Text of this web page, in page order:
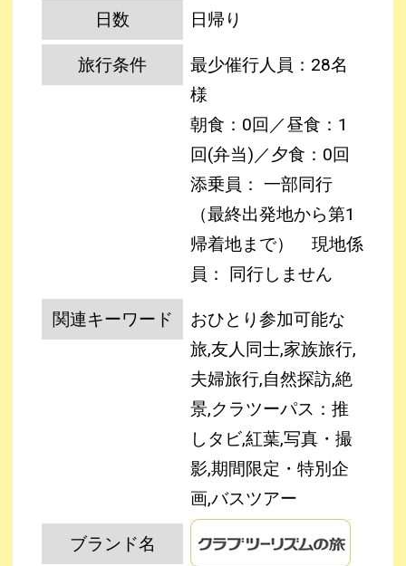
日数 日帰り
旅行条件
最少催行人員：28名
様
朝食：0回／昼食：1
回(弁当)／夕食：0回
添乗員： 一部同行
（最終出発地から第1
帰着地まで）
現地係
員： 同行しません
関連キーワード
おひとり参加可能な
旅,友人同士,家族旅行,
夫婦旅行,自然探訪,絶
景,クラツーパス：推
しタビ,紅葉,写真・撮
影,期間限定・特別企
画,バスツアー
ブランド名